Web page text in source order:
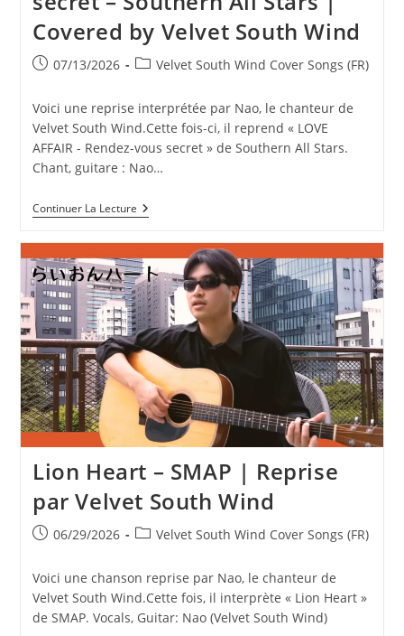
Covered by Velvet South Wind
Publication
07/13/2026
PostVelvet South Wind Cover Songs (FR)
Voici une reprise interprétée par Nao, le chanteur de
Velvet South Wind.Cette fois-ci, il reprend « LOVE
AFFAIR - Rendez-vous secret » de Southern All Stars.
Chant, guitare : Nao…
Continuer La LectureLOVE
AFFAIR
Vous
Secret
–
Southern
All
Stars
|
Covered
By
Velvet
South
Wind
Lion Heart – SMAP | Reprise
par Velvet South Wind
Publication
06/29/2026
PostVelvet South Wind Cover Songs (FR)
Voici une chanson reprise par Nao, le chanteur de
Velvet South Wind.Cette fois, il interprète « Lion Heart »
de SMAP. Vocals, Guitar: Nao (Velvet South Wind)